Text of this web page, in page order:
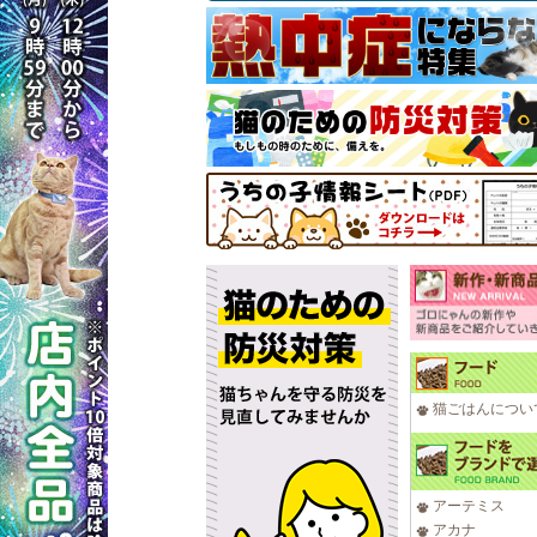
猫ごはんについ
アーテミス
アカナ